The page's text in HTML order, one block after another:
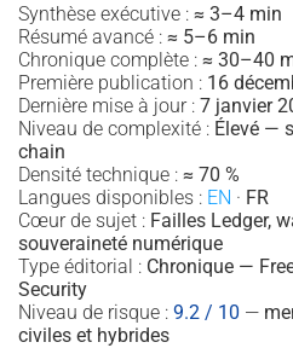
Synthèse exécutive : ≈ 3–4 min
Résumé avancé : ≈ 5–6 min
Chronique complète : ≈ 30–40
Première publication : 16
Dernière mise à jour : 7 janvier
Niveau de complexité : Élevé —
chain
Densité technique : ≈ 70 %
Langues disponibles : EN · FR
Cœur de sujet : Failles Ledger,
souveraineté numérique
Type éditorial : Chronique —
Security
Niveau de risque : 9.2 / 10 —
civiles et hybrides